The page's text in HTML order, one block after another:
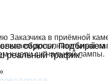
сбросы. Подбираем
реальный трафик.
Заказчика в приёмной
дополнительный
к цепи сигнальной лампы.